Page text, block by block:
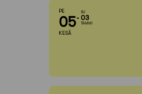
PE
05
KESÄ
SU
03
TAMMI